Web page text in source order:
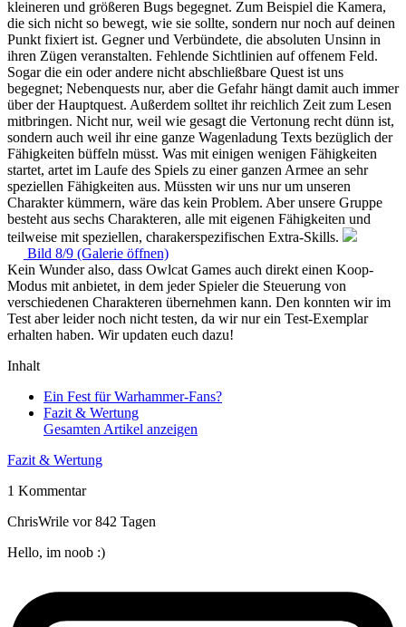
kleineren und größeren Bugs begegnet. Zum Beispiel die Kamera,
die sich nicht so bewegt, wie sie sollte, sondern nur noch auf deinen
Punkt fixiert ist. Gegner und Verbündete, die absoluten Unsinn in
ihren Zügen veranstalten. Fehlende Sichtlinien auf offenem Feld.
Sogar die ein oder andere nicht abschließbare Quest ist uns
begegnet; Nebenquests nur, aber die Gefahr hängt damit auch immer
über der Hauptquest. Außerdem solltet ihr reichlich Zeit zum Lesen
mitbringen. Nicht nur, weil wie gesagt die Vertonung recht dünn ist,
sondern auch weil ihr eine ganze Wagenladung Texts bezüglich der
Fähigkeiten büffeln müsst. Was mit einigen wenigen Fähigkeiten
startet, artet im Laufe des Spiels zu einer ganzen Armee an sehr
speziellen Fähigkeiten aus. Müssten wir uns nur um unseren
Charakter kümmern, wäre das kein Problem. Aber unsere Gruppe
besteht aus sechs Charakteren, alle mit eigenen Fähigkeiten und
teilweise mit speziellen, charakerspezifischen Extra-Skills.
Bild 8/9 (Galerie öffnen)
Kein Wunder also, dass Owlcat Games auch direkt einen Koop-
Modus mit anbietet, in dem jeder Spieler die Steuerung von
verschiedenen Charakteren übernehmen kann. Den konnten wir im
Test aber leider noch nicht testen, da wir nur ein Test-Exemplar
erhalten haben. Wir updaten euch dazu!
Inhalt
Ein Fest für Warhammer-Fans?
Fazit & Wertung
Gesamten Artikel anzeigen
Fazit & Wertung
1 Kommentar
ChrisWrile vor 842 Tagen
Hello, im noob :)